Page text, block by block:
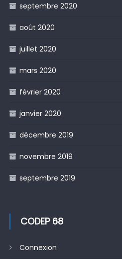
septembre 2020
août 2020
juillet 2020
mars 2020
février 2020
janvier 2020
décembre 2019
novembre 2019
septembre 2019
CODEP 68
Connexion